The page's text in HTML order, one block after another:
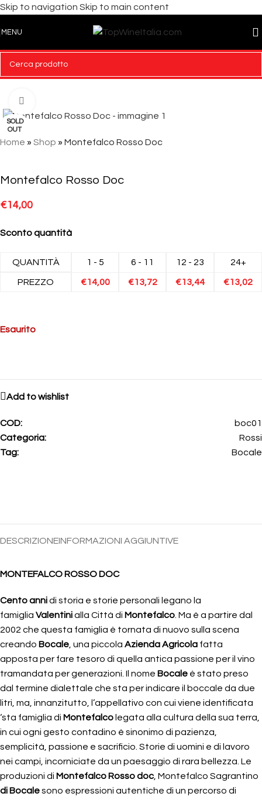
Skip to navigation Skip to main content
MENU
SOLD
OUT
Home » Shop » Montefalco Rosso Doc
Montefalco Rosso Doc
€14,00
Sconto quantità
QUANTITÀ 1 - 5 6 - 11 12 - 23 24+
PREZZO €14,00 €13,72 €13,44 €13,02
Esaurito
Add to wishlist
COD:
boc01
Categoria:
Rossi
Tag:
Bocale
DESCRIZIONEINFORMAZIONI AGGIUNTIVE
MONTEFALCO ROSSO DOC
Cento annidi storia e storie personali legano la
famiglia Valentinialla Città di Montefalco . Ma è a partire dal
2002 che questa famiglia è tornata di nuovo sulla scena
creando Bocale , una piccola Azienda Agricola fatta
apposta per fare tesoro di quella antica passione per il vino
tramandata per generazioni. Il nome Bocale è stato preso
dal termine dialettale che sta per indicare il boccale da due
litri, ma, innanzitutto, l’appellativo con cui viene identificata
‘sta famiglia di Montefalco legata alla cultura della sua terra,
in cui ogni gesto contadino è sinonimo di pazienza,
semplicità, passione e sacrificio. Storie di uomini e di lavoro
nei campi, incorniciate da un paesaggio di rara bellezza. Le
produzioni di Montefalco Rosso doc , Montefalco Sagrantino
di Bocalesono espressioni autentiche di un percorso di